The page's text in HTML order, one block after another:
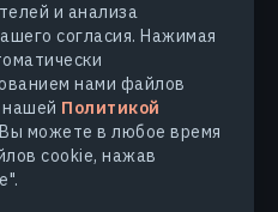
и анализа
согласия. Нажимая
нами файлов
нашей Политикой
можете в любое время
cookie, нажав
Analytics,Inc.